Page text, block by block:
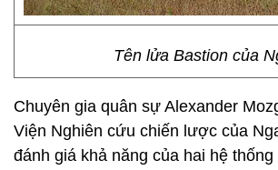
Tên lửa Bastion của
Chuyên gia quân sự Alexander
Viện Nghiên cứu chiến lược của
đánh giá khả năng của hai hệ